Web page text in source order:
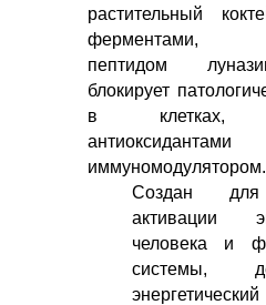
растительный
ферментами,
пептидом
блокирует
в клетках,
иммуномодулятором.
Создан для
активации
человека и
системы,